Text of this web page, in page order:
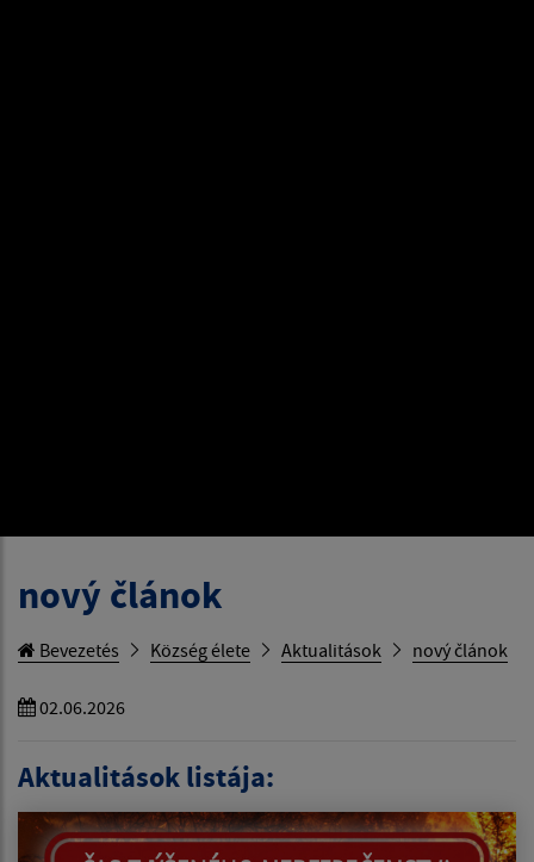
nový článok
Bevezetés Község élete Aktualitások nový článok
02.06.2026
Aktualitások listája: